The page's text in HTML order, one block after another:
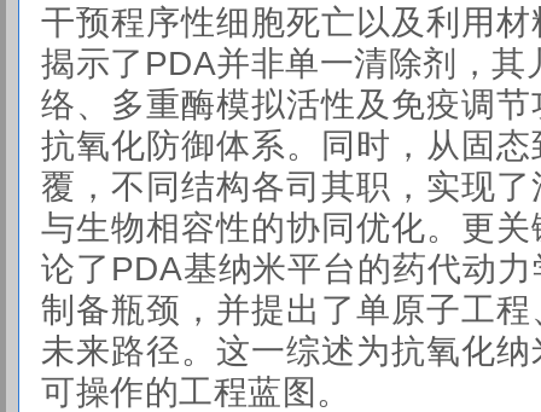
干预程序性细胞死亡以及利用
揭示了PDA并非单一清除剂，
络、多重酶模拟活性及免疫调
抗氧化防御体系。同时，从固
覆，不同结构各司其职，实现
与生物相容性的协同优化。更
论了PDA基纳米平台的药代动
制备瓶颈，并提出了单原子工
未来路径。这一综述为抗氧化
可操作的工程蓝图。